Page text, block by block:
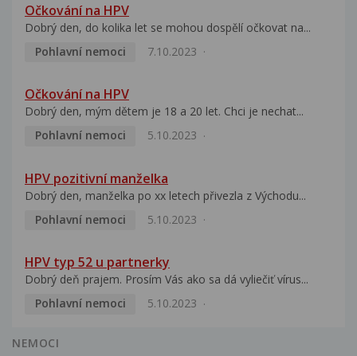
Očkování na HPV
Dobrý den, do kolika let se mohou dospělí očkovat na...
Pohlavní nemoci
7.10.2023
Očkování na HPV
Dobrý den, mým dětem je 18 a 20 let. Chci je nechat...
Pohlavní nemoci
5.10.2023
HPV pozitivní manželka
Dobrý den, manželka po xx letech přivezla z Východu...
Pohlavní nemoci
5.10.2023
HPV typ 52 u partnerky
Dobrý deň prajem. Prosím Vás ako sa dá vyliečiť vírus...
Pohlavní nemoci
5.10.2023
NEMOCI